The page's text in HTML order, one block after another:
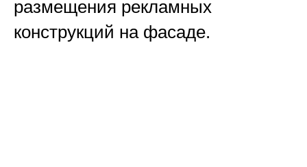
размещения рекламных
конструкций на фасаде.